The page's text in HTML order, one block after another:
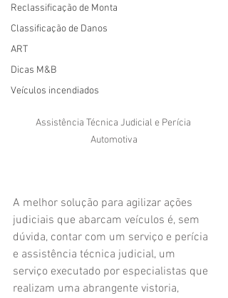
Reclassificação de Monta
Classificação de Danos
ART
Dicas M&B
Veículos incendiados
Assistência Técnica Judicial e Perícia
Automotiva
A melhor solução para agilizar ações
judiciais que abarcam veículos é, sem
dúvida, contar com um serviço e perícia
e assistência técnica judicial, um
serviço executado por especialistas que
realizam uma abrangente vistoria,